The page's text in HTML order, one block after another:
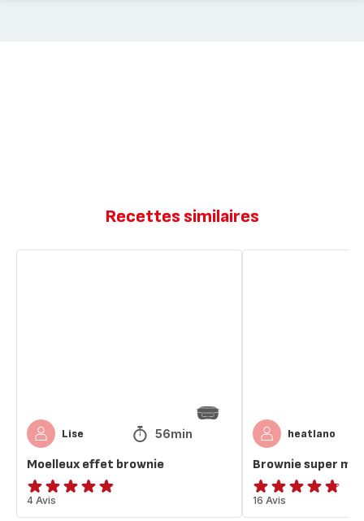
Recettes similaires
Lise 56min
Moelleux effet brownie
ratings.4.8
4 Avis
heatlano
Brownie super
ratings.4.7
16 Avis